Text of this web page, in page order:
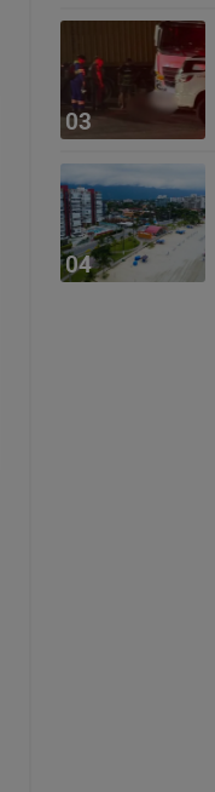
03
04